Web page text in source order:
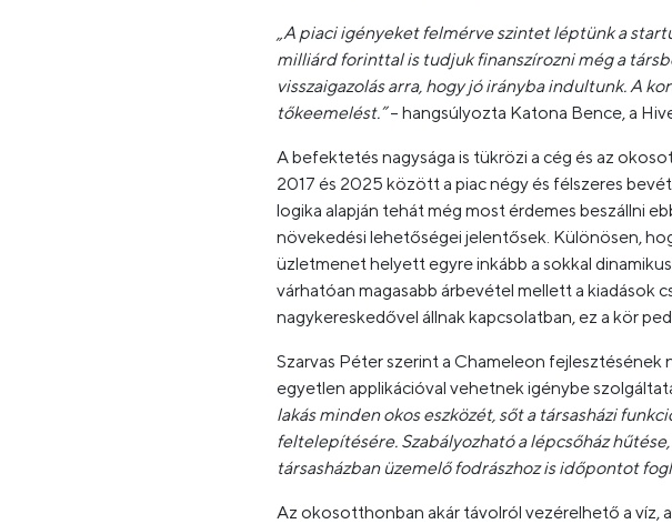
„A piaci igényeket felmérve szintet léptünk a
milliárd forinttal is tudjuk finanszírozni még a
visszaigazolás arra, hogy jó irányba indultunk. A
tőkeemelést.”– hangsúlyozta Katona Bence, a
A befektetés nagysága is tükrözi a cég és az
2017 és 2025 között a piac négy és félszeres
logika alapján tehát még most érdemes beszállni
növekedési lehetőségei jelentősek. Különösen,
üzletmenet helyett egyre inkább a sokkal
várhatóan magasabb árbevétel mellett a kiadások
nagykereskedővel állnak kapcsolatban, ez a kör
Szarvas Péter szerint a Chameleon fejlesztésének
egyetlen applikációval vehetnek igénybe
lakás minden okos eszközét, sőt a társasházi
feltelepítésére. Szabályozható a lépcsőház
társasházban üzemelő fodrászhoz is időpontot
Az okosotthonban akár távolról vezérelhető a víz,